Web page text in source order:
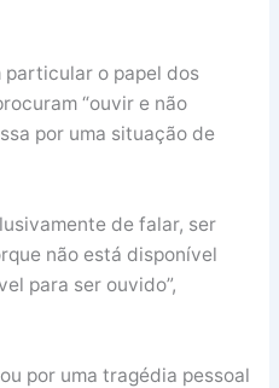
o papel dos
“ouvir e não
por uma situação de
de falar, ser
não está disponível
para ser ouvido”,
por uma tragédia pessoal